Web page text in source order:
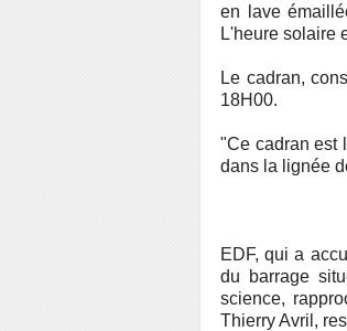
en lave
L'heure solaire
Le cadran,
18H00.
"Ce cadran est
dans la lignée
EDF, qui a
du barrage
science,
Thierry Avril,